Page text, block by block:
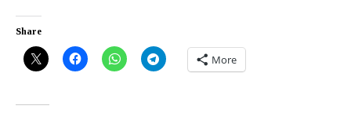
Share
More